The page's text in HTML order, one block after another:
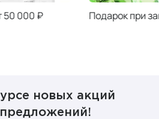
50 000 ₽ Подарок при
новых акций